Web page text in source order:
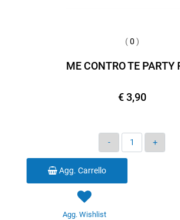
(0 )
ME CONTRO TE PARTY
€ 3,90
Quantità
Agg. Carrello
Agg. Wishlist